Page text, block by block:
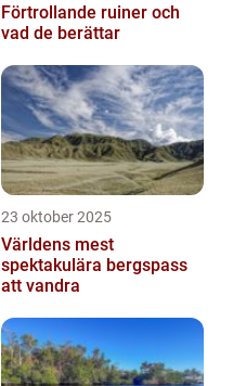
Förtrollande ruiner och
vad de berättar
23 oktober 2025
Världens mest
spektakulära bergspass
att vandra